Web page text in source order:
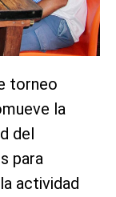
torneo
la
del
para
actividad